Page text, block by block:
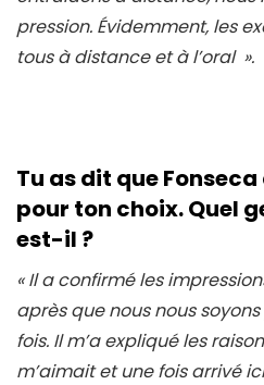
pression. Évidemment, les
tous à distance et à l’oral ».
Tu as dit que
pour ton choix. Quel
est-il ?
« Il a confirmé les
après que nous nous
fois. Il m’a expliqué les
m’aimait et une fois arrivé